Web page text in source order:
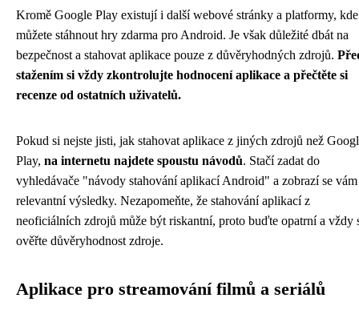
Kromě Google Play existují i ​​další webové stránky a platformy,
můžete stáhnout hry zdarma pro Android. Je však důležité dbát na
bezpečnost a stahovat aplikace pouze z důvěryhodných zdrojů.
stažením si vždy zkontrolujte hodnocení aplikace a přečtěte si
recenze od ostatních uživatelů.
Pokud si nejste jisti, jak stahovat aplikace z jiných zdrojů než
Play, na internetu najdete spoustu návodů. Stačí zadat do
vyhledávače "návody stahování aplikací Android" a zobrazí se vám
relevantní výsledky. Nezapomeňte, že stahování aplikací z
neoficiálních zdrojů může být riskantní, proto buďte opatrní a vždy
ověřte důvěryhodnost zdroje.
Aplikace pro streamování filmů a seriálů